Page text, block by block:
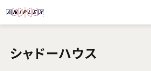
シャドーハウス